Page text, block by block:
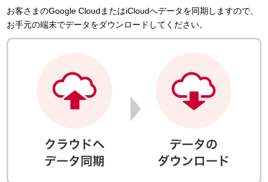
お客さまのGoogle CloudまたはiCloudへデータを同期しますので、
お手元の端末でデータをダウンロードしてください。